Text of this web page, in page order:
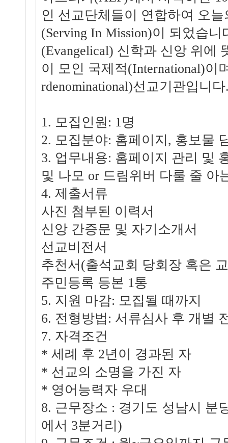
인 선교단체들이 연합하여 오늘
(Serving In Mission)이 되었습
(Evangelical) 신학과 신앙 위에
이 모인 국제적(International)이
rdenominational)선교기관입니다
1. 모집인원: 1명
2. 모집분야: 홈페이지, 홍보물
3. 업무내용: 홈페이지 관리 및
및 나모 or 드림위버 다룰 줄 아
4. 제출서류
사진 첨부된 이력서
신앙 간증문 및 자기소개서
선교비전서
추천서(출석교회 당회장 혹은
주민등록 등본 1통
5. 지원 마감: 모집될 때까지
6. 전형방법: 서류심사 후 개별
7. 자격조건
* 세례 후 2년이 경과된 자
* 선교의 소명을 가진 자
* 영어능력자 우대
8. 근무장소 : 경기도 성남시 분
에서 3분거리)